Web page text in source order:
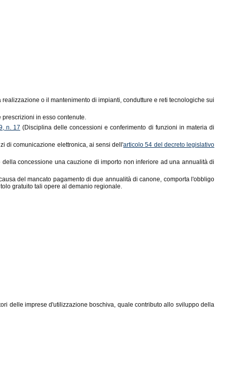
o il mantenimento di impianti, condutture e reti tecnologiche sui
in esso contenute.
n. 17 (Disciplina delle concessioni e conferimento di funzioni in materia di
di comunicazione elettronica, ai sensi dell'articolo 54 del decreto legislativo
concessione una cauzione di importo non inferiore ad una annualità di
del mancato pagamento di due annualità di canone, comporta l'obbligo
gratuito tali opere al demanio regionale.
delle imprese d'utilizzazione boschiva, quale contributo allo sviluppo della